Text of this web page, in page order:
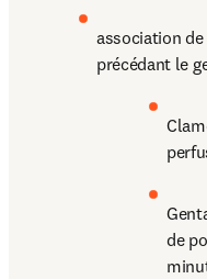
association
précédant le
de